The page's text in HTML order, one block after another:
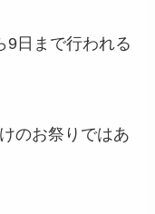
9日まで行われる
のお祭りではあ